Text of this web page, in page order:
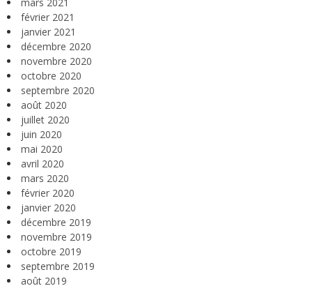
février 2021
janvier 2021
décembre 2020
novembre 2020
octobre 2020
septembre 2020
août 2020
juillet 2020
juin 2020
mai 2020
avril 2020
mars 2020
février 2020
janvier 2020
décembre 2019
novembre 2019
octobre 2019
septembre 2019
août 2019